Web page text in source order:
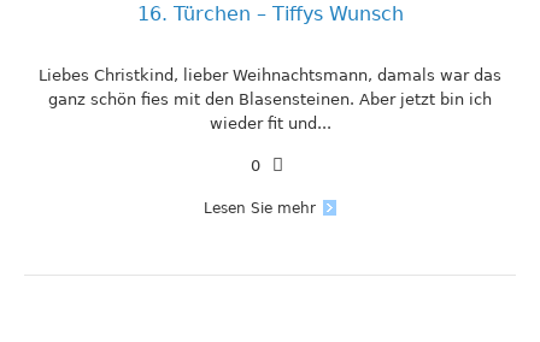
16. Türchen – Tiffys Wunsch
Liebes Christkind, lieber Weihnachtsmann, damals war das
ganz schön fies mit den Blasensteinen. Aber jetzt bin ich
wieder fit und...
0
Lesen Sie mehr